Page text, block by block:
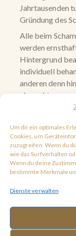
Um dir ein optimales
Cookies, um
zuzugreifen. Wenn du
wie das Surfverhalten
Wenn du deine
bestimmte Merkmale
Dienste verwalten
Jahrtausenden
Gründung des
Alle beim
werden
Hintergrund
individuell
anderen denn
eine echte
Mensch. KI-
echtes,
Jahrmarkt-
Das
seriös. Wir
Antworten
erhofft. Sie